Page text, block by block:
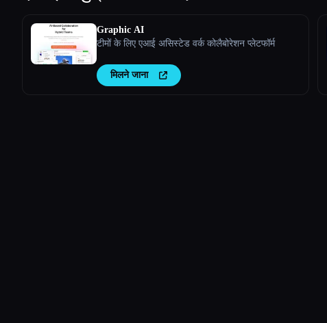
Graphic AI
टीमों के लिए एआई असिस्टेड वर्क कोलैबोरेशन प्लेटफॉर्म
मिलने जाना